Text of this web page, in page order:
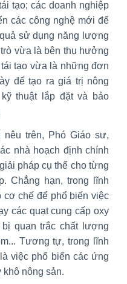
tạo; các doanh nghiệp
các công nghệ mới để
sử dụng năng lượng
vừa là bên thụ hưởng
tạo vừa là những đơn
để tạo ra giá trị nông
thuật lắp đặt và bảo
nêu trên, Phó Giáo sư,
nhà hoạch định chính
pháp cụ thể cho từng
Chẳng hạn, trong lĩnh
cơ chế để phổ biến việc
các quạt cung cấp oxy
quan trắc chất lượng
Tương tự, trong lĩnh
việc phổ biến các ứng
nông sản.